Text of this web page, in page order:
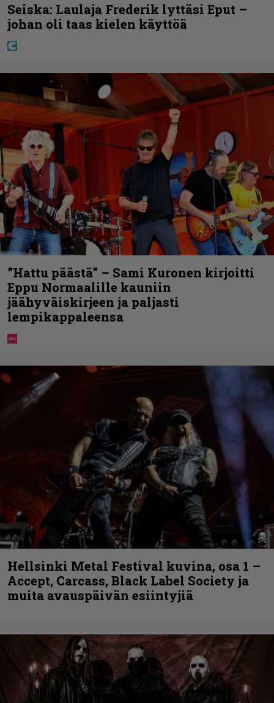
Seiska: Laulaja Frederik lyttäsi Eput –
johan oli taas kielen käyttöä
”Hattu päästä” – Sami Kuronen kirjoitti
Eppu Normaalille kauniin
jäähyväiskirjeen ja paljasti
lempikappaleensa
Hellsinki Metal Festival kuvina, osa 1 –
Accept, Carcass, Black Label Society ja
muita avauspäivän esiintyjiä